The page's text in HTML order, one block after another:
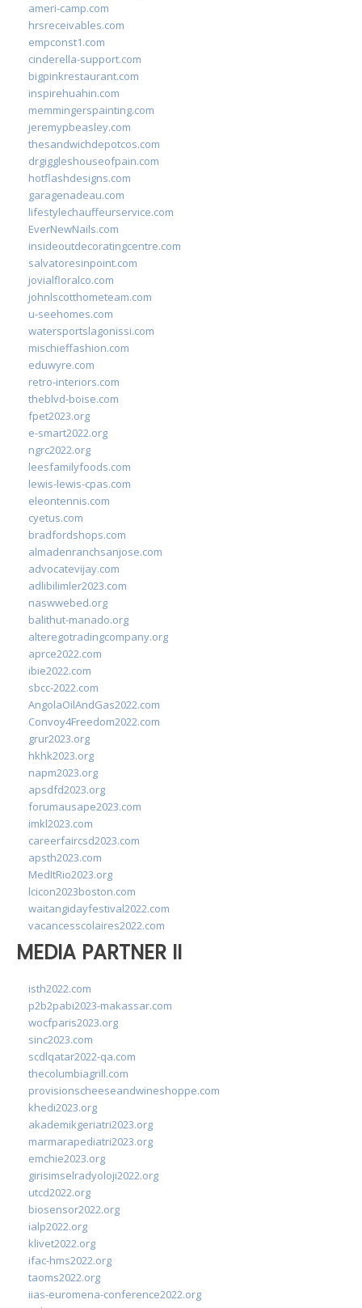
ameri-camp.com
hrsreceivables.com
empconst1.com
cinderella-support.com
bigpinkrestaurant.com
inspirehuahin.com
memmingerspainting.com
jeremypbeasley.com
thesandwichdepotcos.com
drgiggleshouseofpain.com
hotflashdesigns.com
garagenadeau.com
lifestylechauffeurservice.com
EverNewNails.com
insideoutdecoratingcentre.com
salvatoresinpoint.com
jovialfloralco.com
johnlscotthometeam.com
u-seehomes.com
watersportslagonissi.com
mischieffashion.com
eduwyre.com
retro-interiors.com
theblvd-boise.com
fpet2023.org
e-smart2022.org
ngrc2022.org
leesfamilyfoods.com
lewis-lewis-cpas.com
eleontennis.com
cyetus.com
bradfordshops.com
almadenranchsanjose.com
advocatevijay.com
adlibilimler2023.com
naswwebed.org
balithut-manado.org
alteregotradingcompany.org
aprce2022.com
ibie2022.com
sbcc-2022.com
AngolaOilAndGas2022.com
Convoy4Freedom2022.com
grur2023.org
hkhk2023.org
napm2023.org
apsdfd2023.org
forumausape2023.com
imkl2023.com
careerfaircsd2023.com
apsth2023.com
MedItRio2023.org
lcicon2023boston.com
waitangidayfestival2022.com
vacancesscolaires2022.com
MEDIA PARTNER II
isth2022.com
p2b2pabi2023-makassar.com
wocfparis2023.org
sinc2023.com
scdlqatar2022-qa.com
thecolumbiagrill.com
provisionscheeseandwineshoppe.com
khedi2023.org
akademikgeriatri2023.org
marmarapediatri2023.org
emchie2023.org
girisimselradyoloji2022.org
utcd2022.org
biosensor2022.org
ialp2022.org
klivet2022.org
ifac-hms2022.org
taoms2022.org
iias-euromena-conference2022.org